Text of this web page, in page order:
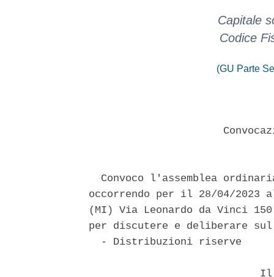
Capitale
Codice
(GU Parte
Convoco l'assemblea
occorrendo per il 28/04/2023
(MI) Via Leonardo da Vinci
per discutere e deliberare
  - Distribuzioni riserve